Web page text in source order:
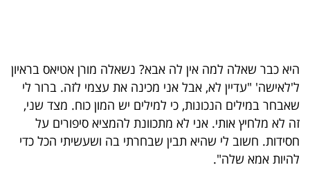
המילון
הכלכלי
פודקאסט
40
היא כבר שאלה למה אין לה אבא? נשאלה מורן אטיאס בראיון
ל'לאישה' "עדיין לא, אבל אני מכינה את עצמי לזה. ברור לי
שאבחר במילים הנכונות, כי למילים יש המון כוח. מצד שני,
זה לא מלחיץ אותי. אני לא מתכוונת להמציא סיפורים על
חסידות. חשוב לי שהיא תבין שבחרתי בה ושעשיתי הכל כדי
להיות אמא שלה".